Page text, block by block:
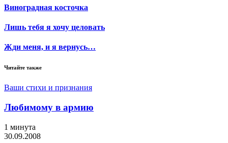
Виноградная косточка
Лишь тебя я хочу целовать
Жди меня, и я вернусь…
Читайте также
Ваши стихи и признания
Любимому в армию
1 минута
30.09.2008